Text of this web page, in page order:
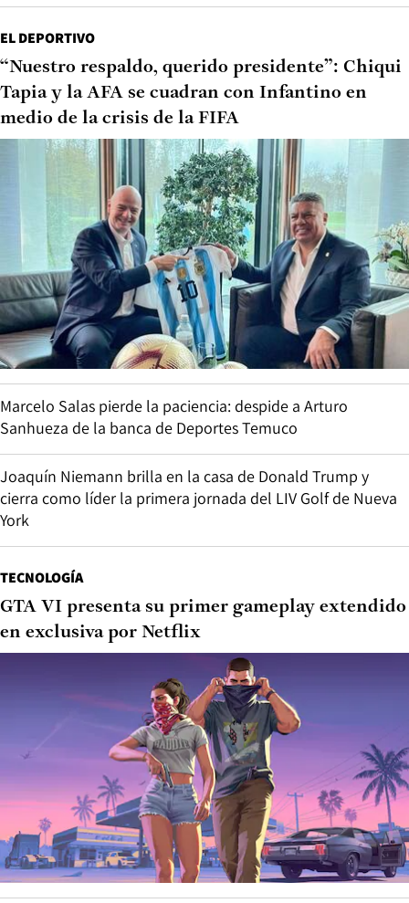
EL DEPORTIVO
“Nuestro respaldo, querido presidente”: Chiqui
Tapia y la AFA se cuadran con Infantino en
medio de la crisis de la FIFA
Marcelo Salas pierde la paciencia: despide a Arturo
Sanhueza de la banca de Deportes Temuco
Joaquín Niemann brilla en la casa de Donald Trump y
cierra como líder la primera jornada del LIV Golf de Nueva
York
TECNOLOGÍA
GTA VI presenta su primer gameplay extendido
en exclusiva por Netflix